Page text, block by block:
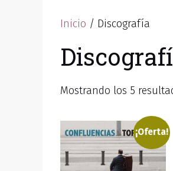
Inicio / Discografía
Mostrando los 5
¡Oferta!